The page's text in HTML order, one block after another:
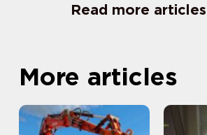
Read more
More articles